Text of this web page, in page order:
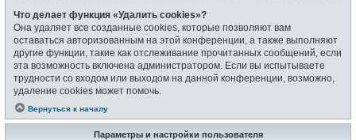
Что делает функция «Удалить cookies»?
Она удаляет все созданные cookies, которые позволяют вам
оставаться авторизованным на этой конференции, а также выполняют
другие функции, такие как отслеживание прочитанных сообщений, если
эта возможность включена администратором. Если вы испытываете
трудности со входом или выходом на данной конференции, возможно,
удаление cookies может помочь.
Вернуться к началу
Параметры и настройки пользователя